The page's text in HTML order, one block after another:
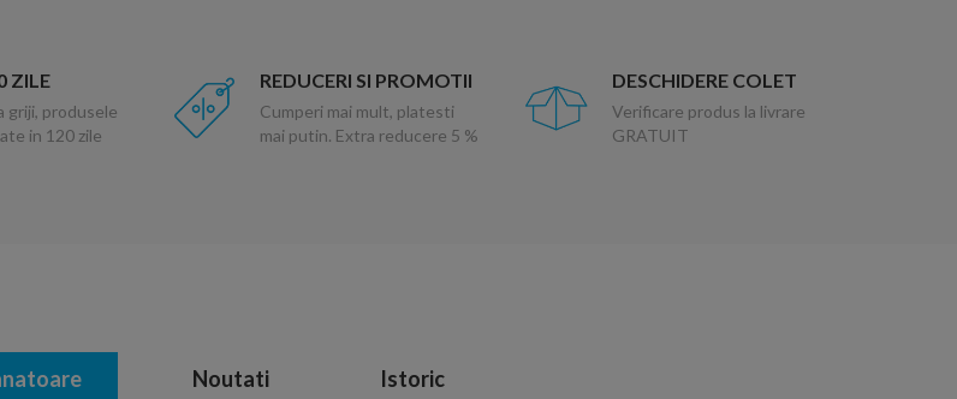
ZILE
griji, produsele
in 120 zile
REDUCERI SI PROMOTII
Cumperi mai mult, platesti
mai putin. Extra reducere 5 %
DESCHIDERE COLET
Verificare produs la livrare
GRATUIT
Noutati Istoric